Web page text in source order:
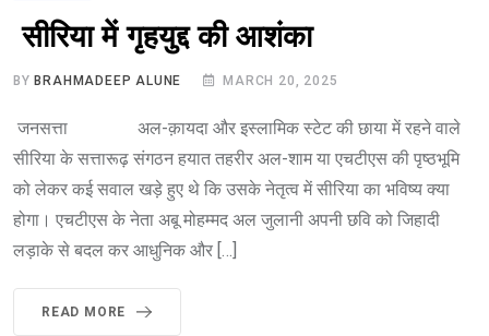
सीरिया में गृहयुद्द की आशंका
BYBRAHMADEEP ALUNE MARCH 20, 2025
जनसत्ता अल-क़ायदा और इस्लामिक स्टेट की छाया में रहने वाले
सीरिया के सत्तारूढ़ संगठन हयात तहरीर अल-शाम या एचटीएस की पृष्ठभूमि
को लेकर कई सवाल खड़े हुए थे कि उसके नेतृत्व में सीरिया का भविष्य क्या
होगा। एचटीएस के नेता अबू मोहम्मद अल जुलानी अपनी छवि को जिहादी
लड़ाके से बदल कर आधुनिक और […]
READ MORE